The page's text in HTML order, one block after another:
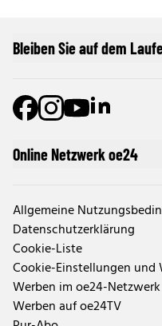
Online Netzwerk oe24
Allgemeine
Datenschutzerklärung
Cookie-Liste
Cookie-Einstellungen und
Werben im oe24-Netzwerk
Werben auf oe24TV
Bleiben Sie auf dem